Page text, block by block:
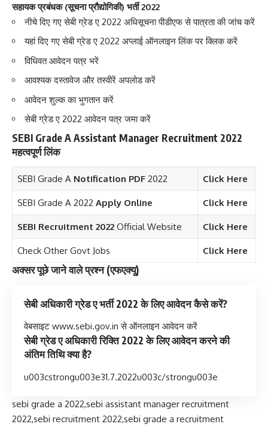
सहायक प्रबंधक (सूचना प्रौद्योगिकी) भर्ती 2022
नीचे दिए गए सेबी ग्रेड ए 2022 अधिसूचना पीडीएफ से पात्रता की जांच करें
यहां दिए गए सेबी ग्रेड ए 2022 अप्लाई ऑनलाइन लिंक पर क्लिक करें
विधिवत आवेदन पत्र भरें
आवश्यक दस्तावेज और तस्वीरें अपलोड करें
आवेदन शुल्क का भुगतान करें
सेबी ग्रेड ए 2022 आवेदन पत्र जमा करें
SEBI Grade A Assistant Manager Recruitment 2022
महत्वपूर्ण लिंक
SEBI Grade A Notification PDF2022 Click Here
SEBI Grade A 2022 Apply Online Click Here
SEBI Recruitment 2022Official Website Click Here
Check Other Govt Jobs Click Here
अक्सर पूछे जाने वाले प्रश्न (एफएक्यू)
सेबी अधिकारी ग्रेड ए भर्ती 2022 के लिए आवेदन कैसे करें?
वेबसाइट www.sebi.gov.in से ऑनलाइन आवेदन करें
सेबी ग्रेड ए अधिकारी रिक्ति 2022 के लिए आवेदन करने की
अंतिम तिथि क्या है?
u003cstrongu003e31.7.2022u003c/strongu003e
sebi grade a 2022,sebi assistant manager recruitment
2022,sebi recruitment 2022,sebi grade a recruitment